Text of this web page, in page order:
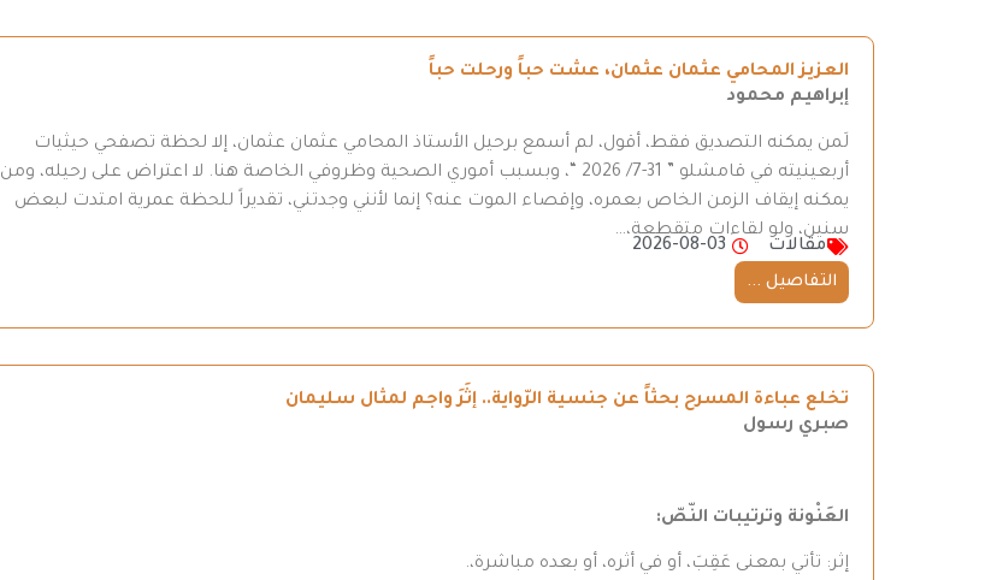
العزيز المحامي عثمان عثمان، عشت حباً ورحلت حباً
إبراهيم محمود
لَمن يمكنه التصديق فقط، أقول، لم أسمع برحيل الأستاذ المحامي عثمان عثمان، إلا لحظة تصفحي حيثيات
أربعينيته في قامشلو ” 31-7/ 2026 “، وبسبب أموري الصحية وظروفي الخاصة هنا. لا اعتراض على رحيله، ومن
يمكنه إيقاف الزمن الخاص بعمره، وإقصاء الموت عنه؟ إنما لأنني وجدتني، تقديراً للحظة عمرية امتدت لبعض
سنين، ولو لقاءات متقطعة،…
مقالات
2026-08-03
التفاصيل ...
تخلع عباءة المسرح بحثاً عن جنسية الرّواية.. إثَرَ واجم لمثال سليمان
صبري رسول
العَنْونة وترتيبات النّصّ:
إثر: تأتي بمعنى عَقِبَ، أو في أثره، أو بعده مباشرة،.